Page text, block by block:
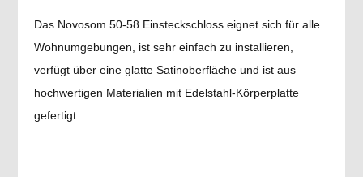
Das Novosom 50-58 Einsteckschloss eignet sich für alle
Wohnumgebungen, ist sehr einfach zu installieren,
verfügt über eine glatte Satinoberfläche und ist aus
hochwertigen Materialien mit Edelstahl-Körperplatte
gefertigt